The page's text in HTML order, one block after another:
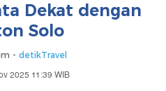
Dekat dengan
Solo
- detikTravel
2025 11:39 WIB